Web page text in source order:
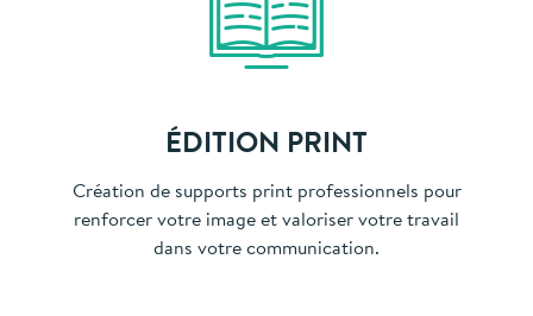
ÉDITION PRINT
Création de supports print professionnels pour
renforcer votre image et valoriser votre travail
dans votre communication.